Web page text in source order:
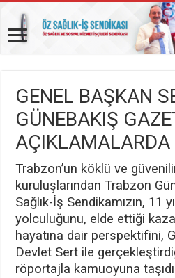
GENEL BAŞKAN
GÜNEBAKIŞ
AÇIKLAMALARDA
Trabzon’un köklü ve
kuruluşlarından Trabzon
Sağlık-İş Sendikamızın, 11
yolculuğunu, elde ettiği
hayatına dair perspektifini,
Devlet Sert ile
röportajla kamuoyuna